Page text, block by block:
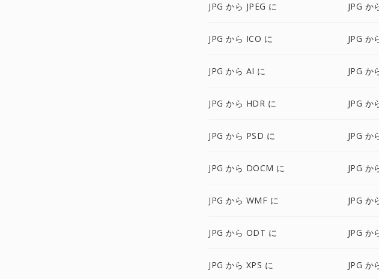
JPG から JPEG に JPG か
JPG から ICO に JPG か
JPG から AI に JPG か
JPG から HDR に JPG か
JPG から PSD に JPG か
JPG から DOCM に JPG か
JPG から WMF に JPG か
JPG から ODT に JPG か
JPG から XPS に JPG か